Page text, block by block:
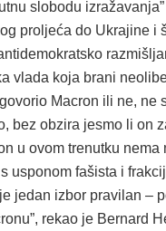
slobodu
proljeća do Ukrajine i
vlada koja brani
Macron ili ne, ne
bez obzira jesmo li on
u ovom trenutku nema
usponom fašista i
jedan izbor pravilan –
rekao je Bernard